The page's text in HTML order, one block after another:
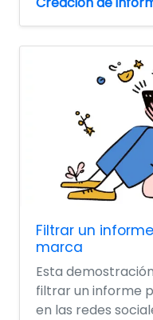
Filtrar un
marca
Esta
filtrar un informe
en las redes